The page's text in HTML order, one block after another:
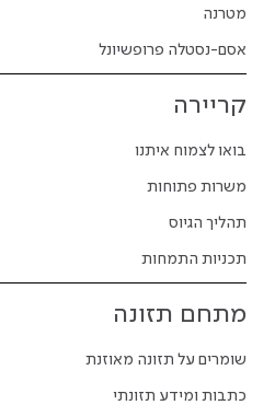
מטרנה
אסם-נסטלה פרופשיונל
קריירה
בואו לצמוח איתנו
משרות פתוחות
תהליך הגיוס
תכניות התמחות
מתחם תזונה
שומרים על תזונה מאוזנת
כתבות ומידע תזונתי